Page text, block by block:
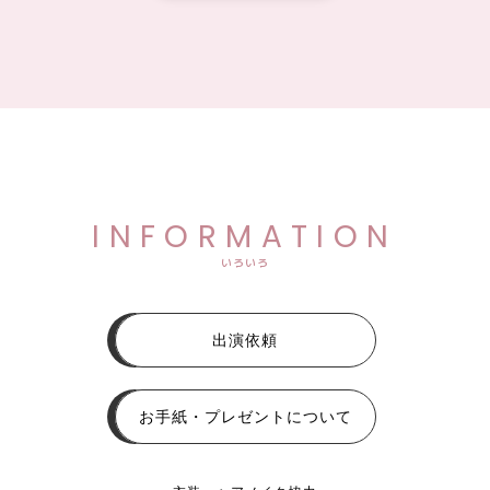
INFORMATION
いろいろ
出演依頼
お手紙・プレゼントについて